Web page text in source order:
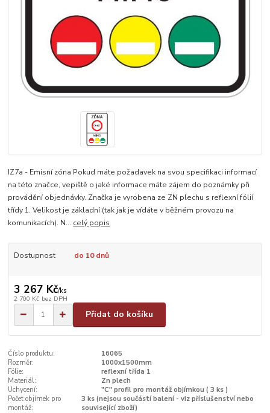
IZ7a - Emisní zóna Pokud máte požadavek na svou specifikaci informací
na této značce, vepiště o jaké informace máte zájem do poznámky při
provádění objednávky. Značka je vyrobena ze ZN plechu s reflexní fólií
třídy 1. Velikost je základní (tak jak je vídáte v běžném provozu na
komunikacích). N... celý popis
Dostupnost do 10 dnů
3 267 Kč/ks
2 700 Kč bez DPH
Přidat do košíku
Číslo produktu:
16065
Rozměr:
1000x1500mm
Fólie:
reflexní třída 1
Materiál:
Zn plech
Uchycení:
"C" profil pro montáž objímkou ( 3 ks )
Počet objímek pro
montáž:
3 ks (nejsou součástí balení - viz příslušenství nebo
související zboží)